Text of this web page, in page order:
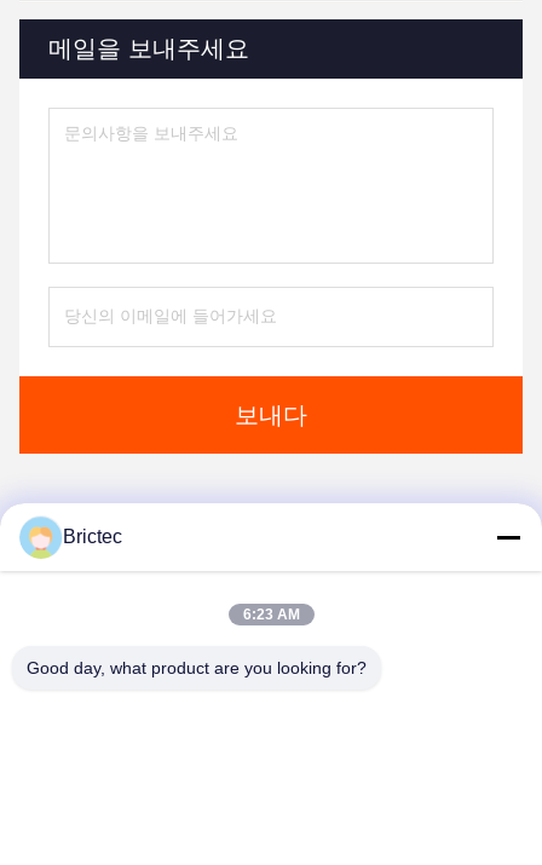
메일을 보내주세요
보내다
Brictec
6:23 AM
Good day, what product are you looking for?